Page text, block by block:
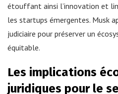
étouffant ainsi l’innovation et
les startups émergentes. Musk
judiciaire pour préserver un
équitable.
Les implications
juridiques pour le